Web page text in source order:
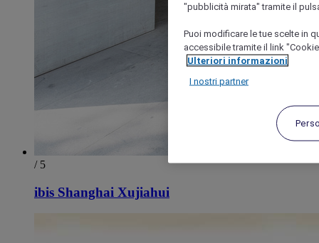
/ 5
ibis Shanghai Xujiahui
"pubblicità mirata" tramite il
Puoi modificare le tue scelte in
accessibile tramite il link
Ulteriori informazioni
I nostri partner